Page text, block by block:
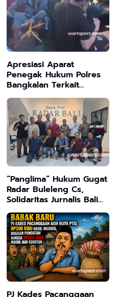
Apresiasi Aparat
Penegak Hukum Polres
Bangkalan Terkait
Penangkapan Arena
Sabung Ayam di Desa
Ba'engas Labang
“Panglima” Hukum Gugat
Radar Buleleng Cs,
Solidaritas Jurnalis Bali
Siapkan Perlawanan
Hukum
PJ Kades Pacanggaan